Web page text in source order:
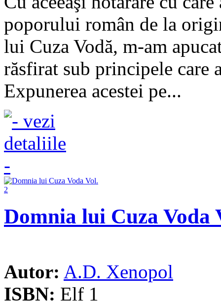
poporului român de la
lui Cuza Vodă, m-am
răsfirat sub principele care
Expunerea acestei pe...
Domnia lui Cuza Voda
Autor: A.D. Xenopol
ISBN: Elf 1